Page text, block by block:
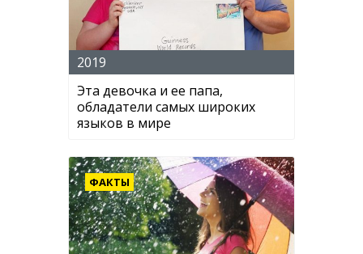
2019
Эта девочка и ее папа,
обладатели самых широких
языков в мире
ФАКТЫ